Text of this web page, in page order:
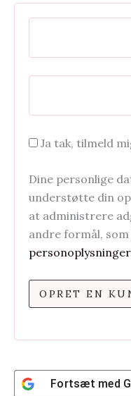
Ja tak, tilmeld
Dine personlige
understøtte din
at administrere
andre formål,
personoplysninger
OPRET EN
Fortsæt med